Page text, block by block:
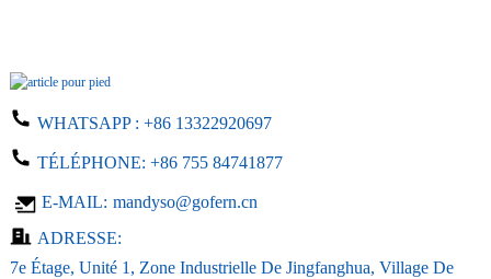
WHATSAPP : +86 13322920697
TÉLÉPHONE: +86 755 84741877
E-MAIL: mandyso@gofern.cn
ADRESSE:
7e Étage, Unité 1, Zone Industrielle De Jingfanghua, Village De